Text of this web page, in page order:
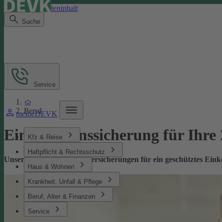
Direkt zum Seiteninhalt
Suche
meineDEVK
Kfz & Reise
Haftpflicht & Rechtsschutz
Haus & Wohnen
Krankheit, Unfall & Pflege
Beruf, Alter & Finanzen
Service
Service
Beruf
Einkommenssicherung für
Unsere leistungsstarken Versicherungen für ein geschütztes